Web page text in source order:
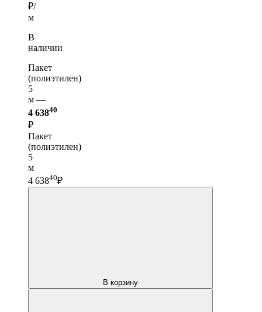
₽/
м
В
наличии
Пакет
(полиэтилен)
5
м —
4 63840
₽
Пакет
(полиэтилен)
5
м
4 63840₽
В корзину